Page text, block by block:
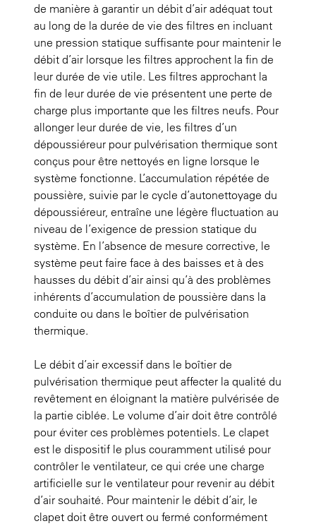
de manière à garantir un débit d’air adéquat tout
au long de la durée de vie des filtres en incluant
une pression statique suffisante pour maintenir le
débit d’air lorsque les filtres approchent la fin de
leur durée de vie utile. Les filtres approchant la
fin de leur durée de vie présentent une perte de
charge plus importante que les filtres neufs. Pour
allonger leur durée de vie, les filtres d’un
dépoussiéreur pour pulvérisation thermique sont
conçus pour être nettoyés en ligne lorsque le
système fonctionne. L’accumulation répétée de
poussière, suivie par le cycle d’autonettoyage du
dépoussiéreur, entraîne une légère fluctuation au
niveau de l’exigence de pression statique du
système. En l’absence de mesure corrective, le
système peut faire face à des baisses et à des
hausses du débit d’air ainsi qu’à des problèmes
inhérents d’accumulation de poussière dans la
conduite ou dans le boîtier de pulvérisation
thermique.
Le débit d’air excessif dans le boîtier de
pulvérisation thermique peut affecter la qualité du
revêtement en éloignant la matière pulvérisée de
la partie ciblée. Le volume d’air doit être contrôlé
pour éviter ces problèmes potentiels. Le clapet
est le dispositif le plus couramment utilisé pour
contrôler le ventilateur, ce qui crée une charge
artificielle sur le ventilateur pour revenir au débit
d’air souhaité. Pour maintenir le débit d’air, le
clapet doit être ouvert ou fermé conformément